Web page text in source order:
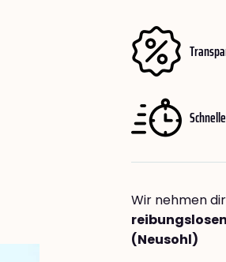
Wir nehmen
(Neusohl)